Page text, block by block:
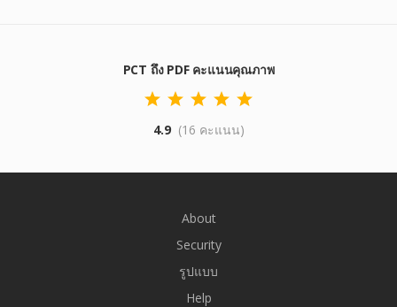
PCT ถึง PDF คะแนนคุณภาพ
4.9 (16 คะแนน)
About
Security
รูปแบบ
Help